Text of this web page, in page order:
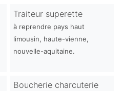
Traiteur superette
à reprendre pays haut
limousin, haute-vienne,
nouvelle-aquitaine.
Boucherie charcuterie